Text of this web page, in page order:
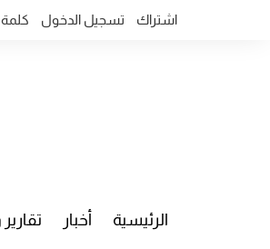
اشتراك تسجيل الدخول كلمة
الرئيسية أخبار